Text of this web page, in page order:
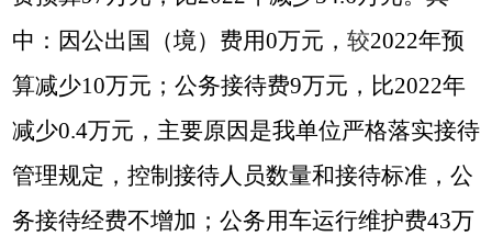
中：因公出国（境）费用0万元， 较2022年预
算减少10万元；公务接待费9万元，比2022年
减少0.4万元，主要原因是我单位严格落实接待
管理规定，控制接待人员数量和接待标准，公
务接待经费不增加；公务用车运行维护费43万